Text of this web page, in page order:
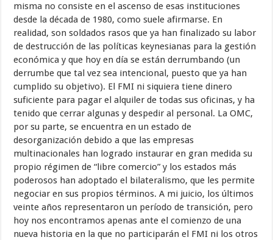
misma no consiste en el ascenso de esas instituciones
desde la década de 1980, como suele afirmarse. En
realidad, son soldados rasos que ya han finalizado su labor
de destrucción de las políticas keynesianas para la ges­tión
económica y que hoy en día se están derrumbando (un
derrumbe que tal vez sea intencional, puesto que ya han
cumplido su objetivo). El FMI ni siquiera tiene dinero
suficiente para pagar el alquiler de todas sus oficinas, y ha
tenido que cerrar algunas y despedir al personal. La OMC,
por su parte, se encuentra en un estado de
desorganización debido a que las empresas
multinacionales han logrado instaurar en gran medida su
propio régimen de “libre comercio” y los estados más
poderosos han adoptado el bilatera­lismo, que les permite
negociar en sus propios términos. A mi juicio, los últimos
veinte años representaron un período de transición, pero
hoy nos encontramos apenas ante el comienzo de una
nueva historia en la que no participarán el FMI ni los otros